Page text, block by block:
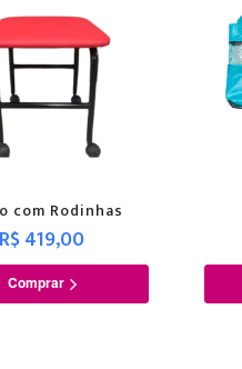
com Rodinhas
R$ 419,00
Comprar